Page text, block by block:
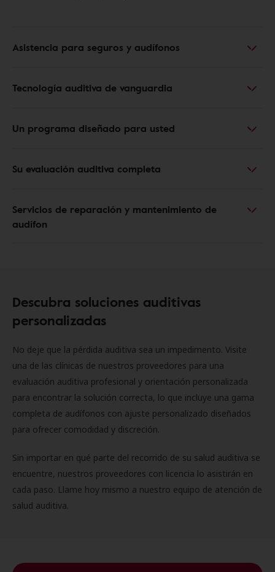
Asistencia para seguros y audífonos
Tecnología auditiva de vanguardia
Un programa diseñado para usted
Su evaluación auditiva completa
Servicios de reparación y mantenimiento de
audífon
Descubra soluciones auditivas
personalizadas
No deje que la pérdida auditiva sea un impedimento. Visite
una de las clínicas de nuestros proveedores para una
evaluación auditiva profesional y orientación personalizada
para encontrar la solución correcta, lo que incluye una gama
completa de audífonos con ajuste personalizado diseñados
para ofrecer comodidad y discreción.
Sin importar en qué parte del recorrido de su salud auditiva se
encuentre, nuestros proveedores con licencia lo asistirán en
cada paso. Llame hoy mismo a nuestro equipo de atención de
salud auditiva.